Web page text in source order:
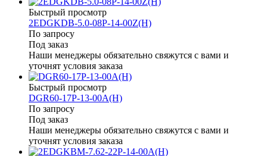
Быстрый просмотр
2EDGKDB-5.0-08P-14-00Z(H)
По запросу
Под заказ
Наши менеджеры обязательно свяжутся с вами и
уточнят условия заказа
Быстрый просмотр
DGR60-17P-13-00A(H)
По запросу
Под заказ
Наши менеджеры обязательно свяжутся с вами и
уточнят условия заказа